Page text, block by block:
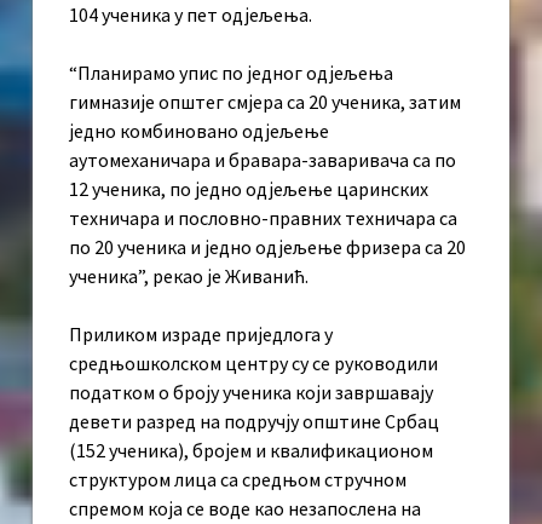
104 ученика у пет одјељења.
“Планирамо упис по једног одјељења
гимназије општег смјера са 20 ученика, затим
једно комбиновано одјељење
аутомеханичара и бравара-заваривача са по
12 ученика, по једно одјељење царинских
техничара и пословно-правних техничара са
по 20 ученика и једно одјељење фризера са 20
ученика”, рекао је Живанић.
Приликом израде приједлога у
средњошколском центру су се руководили
податком о броју ученика који завршавају
девети разред на подручју општине Србац
(152 ученика), бројем и квалификационом
структуром лица са средњом стручном
спремом која се воде као незапослена на